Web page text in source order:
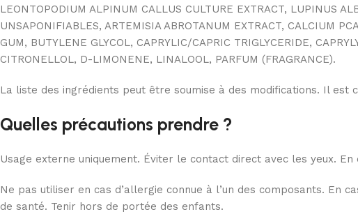
LEONTOPODIUM ALPINUM CALLUS CULTURE EXTRACT, LUPINUS
UNSAPONIFIABLES, ARTEMISIA ABROTANUM EXTRACT, CALCIUM
GUM, BUTYLENE GLYCOL, CAPRYLIC/CAPRIC TRIGLYCERIDE,
CITRONELLOL, D-LIMONENE, LINALOOL, PARFUM (FRAGRANCE).
La liste des ingrédients peut être soumise à des modifications. Il
Quelles précautions prendre ?
Usage externe uniquement. Éviter le contact direct avec les yeux.
Ne pas utiliser en cas d’allergie connue à l’un des composants. En
de santé. Tenir hors de portée des enfants.